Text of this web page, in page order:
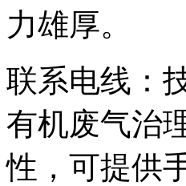
力雄厚。
联系电线：
有机废气治
性，可提供